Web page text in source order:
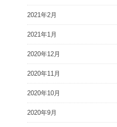
2021年2月
2021年1月
2020年12月
2020年11月
2020年10月
2020年9月